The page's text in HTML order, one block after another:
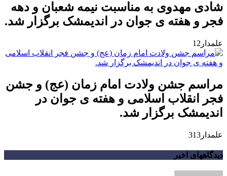
شادی مهدوی به مناسبت نیمه شعبان و دهه
فجر و هفته ی جوان در اندیمشک برگزار شد.
علمدار12
مراسم جشن ولادت امام زمان (عج) و جشن
فجر انقلاب اسلامی و هفته ی جوان در
اندیمشک برگزار شد.
علمدار313
دیدگاههای اخیر